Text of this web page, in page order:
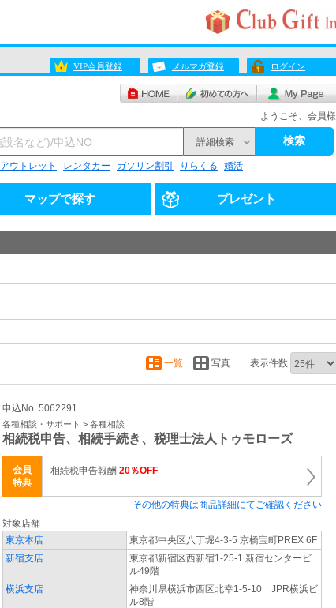
VIP会員登録 メルマガ登録 ログイン
ようこそ、会員様
詳細検索 検索
アウトレット レンタカー ガソリン割引 りらくる 婚活
マップで探す プレゼント
一覧 写真 表示件数
申込No. 5062291
各種相談・サポート > 各種相談
相続税申告、相続手続き、税理士法人トゥモローズ
会員
特典
相続税申告報酬 20％OFF
その他の特典は商品詳細にてご確認ください
対象店舗
東京本店
東京都中央区八丁堀4-3-5 京橋宝町PREX 6F
新宿支店
東京都新宿区西新宿1-25-1 新宿センタービ
ル49階
横浜支店
神奈川県横浜市西区北幸1-5-10 JPR横浜ビ
ル8階